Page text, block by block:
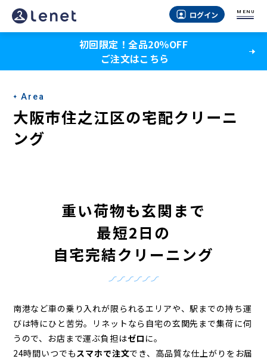
大
阪
住
之
江
区
ン
グ
ログイン MENU
初回限定！全品20％OFF
ご注文はこちら
Area
大阪市住之江区の宅配クリーニ
ング
重い荷物も玄関まで
最短2日の
自宅完結クリーニング
南港など車の乗り入れが限られるエリアや、駅までの持ち運
びは特にひと苦労。
リネットなら自宅の玄関先まで集荷に伺
うので、お店まで運ぶ負担はゼロ に。
24時間いつでもスマホで注文でき、高品質な仕上がりをお届